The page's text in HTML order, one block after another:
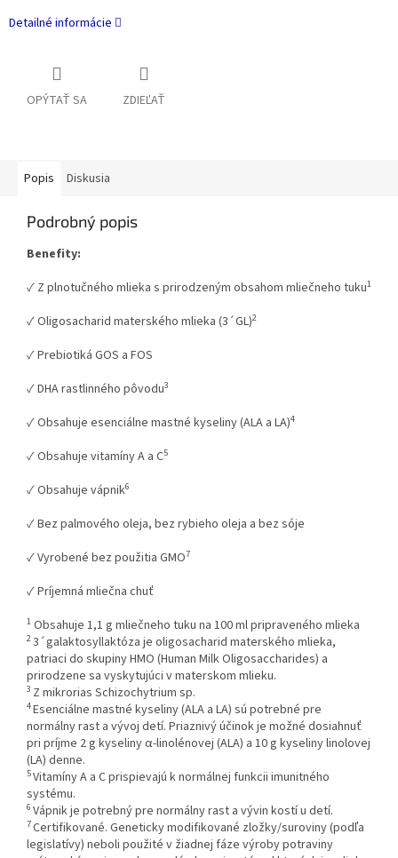
Detailné informácie
OPÝTAŤ SA ZDIEĽAŤ
Popis Diskusia
Podrobný popis
Benefity:
✓ Z plnotučného mlieka s prirodzeným obsahom mliečneho tuku1
✓ Oligosacharid materského mlieka (3´GL)2
✓ Prebiotiká GOS a FOS
✓ DHA rastlinného pôvodu3
✓ Obsahuje esenciálne mastné kyseliny (ALA a LA)4
✓ Obsahuje vitamíny A a C5
✓ Obsahuje vápnik6
✓ Bez palmového oleja, bez rybieho oleja a bez sóje
✓ Vyrobené bez použitia GMO7
✓ Príjemná mliečna chuť
1 Obsahuje 1,1 g mliečneho tuku na 100 ml pripraveného mlieka
23´galaktosyllaktóza je oligosacharid materského mlieka,
patriaci do skupiny HMO (Human Milk Oligosaccharides) a
prirodzene sa vyskytujúci v materskom mlieku.
3 Z mikrorias Schizochytrium sp.
4Esenciálne mastné kyseliny (ALA a LA) sú potrebné pre
normálny rast a vývoj detí. Priaznivý účinok je možné dosiahnuť
pri príjme 2 g kyseliny α-linolénovej (ALA) a 10 g kyseliny linolovej
(LA) denne.
5Vitamíny A a C prispievajú k normálnej funkcii imunitného
systému.
6 Vápnik je potrebný pre normálny rast a vývin kostí u detí.
7Certifikované. Geneticky modifikované zložky/suroviny (podľa
legislatívy) neboli použité v žiadnej fáze výroby potraviny